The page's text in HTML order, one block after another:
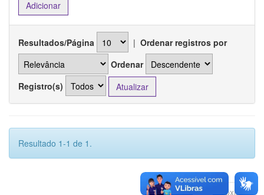
Resultados/Página | Ordenar registros por
Ordenar
Registro(s)
Resultado 1-1 de 1.
Anterior 1 Póximo